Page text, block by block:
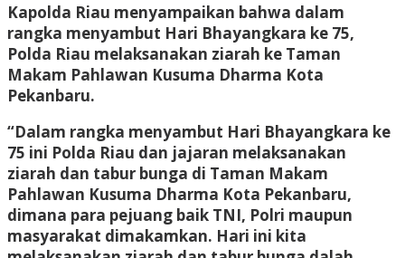
Kapolda Riau menyampaikan bahwa dalam
rangka menyambut Hari Bhayangkara ke 75,
Polda Riau melaksanakan ziarah ke Taman
Makam Pahlawan Kusuma Dharma Kota
Pekanbaru.
“Dalam rangka menyambut Hari Bhayangkara ke
75 ini Polda Riau dan jajaran melaksanakan
ziarah dan tabur bunga di Taman Makam
Pahlawan Kusuma Dharma Kota Pekanbaru,
dimana para pejuang baik TNI, Polri maupun
masyarakat dimakamkan. Hari ini kita